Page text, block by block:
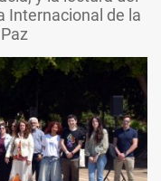
Internacional de la